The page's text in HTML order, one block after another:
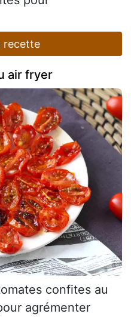
recette
air fryer
confites au
agrémenter